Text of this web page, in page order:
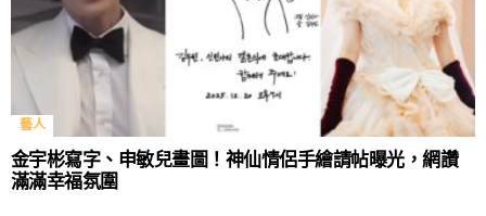
藝人
金宇彬寫字、申敏兒畫圖！神仙情侶手繪請帖曝光，網讚
滿滿幸福氛圍